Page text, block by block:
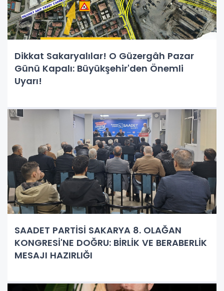
Dikkat Sakaryalılar! O Güzergâh Pazar
Günü Kapalı: Büyükşehir'den Önemli
Uyarı!
SAADET PARTİSİ SAKARYA 8. OLAĞAN
KONGRESİ'NE DOĞRU: BİRLİK VE BERABERLİK
MESAJI HAZIRLIĞI